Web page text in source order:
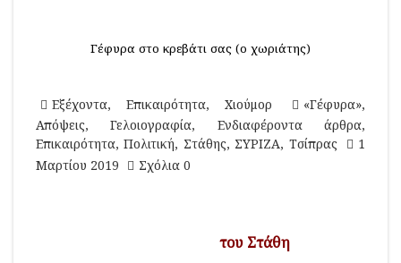
Γέφυρα στο κρεβάτι σας (ο χωριάτης)
Εξέχοντα, Επικαιρότητα, Χιούμορ «Γέφυρα»,
Απόψεις,Γελοιογραφία, Ενδιαφέροντα άρθρα,
Επικαιρότητα,Πολιτική, Στάθης, ΣΥΡΙΖΑ, Τσίπρας
1
Μαρτίου 2019
Σχόλια 0
του Στάθη